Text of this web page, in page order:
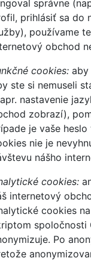
správne
prihlásiť sa do
používame
obchod
cookies: aby
ste si nemuseli
nastavenie
zobrazí),
je vaše
nie je
nášho
cookies:
internetový
cookies
spoločnosti
Po